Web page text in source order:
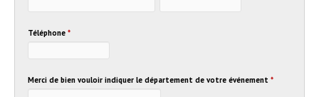
Téléphone *
Merci de bien vouloir indiquer le département de votre événement *